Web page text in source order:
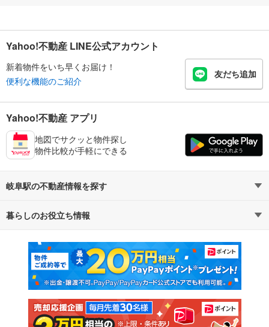
Yahoo!不動産 LINE公式アカウント
新着物件をいち早くお届け！
便利な機能のご紹介
友だち追加
Yahoo!不動産 アプリ
地図でサクッと物件探し
物件比較が手軽にできる
岐阜駅の不動産情報を探す
不動産・住宅
新築マンション 中古マンション
新築一戸建て 中古一戸建て
注文住宅 土地
暮らしのお役立ち情報
マンションカタログ 教えて！住まいの先生